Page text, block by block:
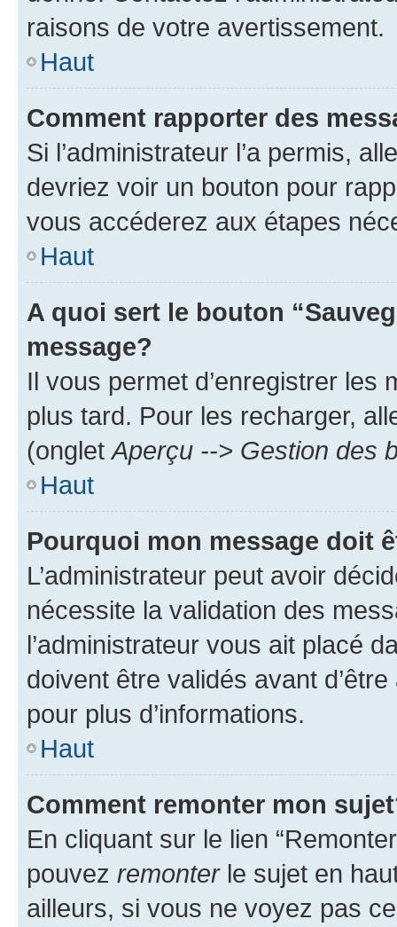
raisons de votre avertissement.
Haut
Comment rapporter des
Si l’administrateur l’a permis,
devriez voir un bouton pour
vous accéderez aux étapes
Haut
A quoi sert le bouton
message?
Il vous permet d’enregistrer
plus tard. Pour les recharger,
(ongletAperçu --> Gestion des
Haut
Pourquoi mon message doit
L’administrateur peut avoir
nécessite la validation des
l’administrateur vous ait placé
doivent être validés avant
pour plus d’informations.
Haut
Comment remonter mon
En cliquant sur le lien
pouvez remonterle sujet en
ailleurs, si vous ne voyez pas